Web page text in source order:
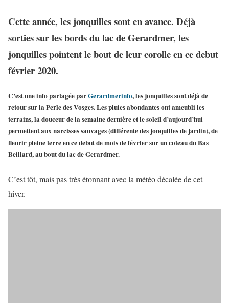
Cette année, les jonquilles sont en avance. Déjà
sorties sur les bords du lac de Gerardmer, les
jonquilles pointent le bout de leur corolle en ce debut
février 2020.
C’est une info partagée parGerardmerinfo,les jonquilles sont déjà de
retour sur la Perle des Vosges. Les pluies abondantes ont ameubli les
terrains, la douceur de la semaine dernière et le soleil d’aujourd’hui
permettent aux narcisses sauvages (différente des jonquilles de jardin), de
fleurir pleine terre en ce debut de mois de février sur un coteau du Bas
Beillard, au bout du lac de Gerardmer.
C’est tôt, mais pas très étonnant avec la météo décalée de cet
hiver.